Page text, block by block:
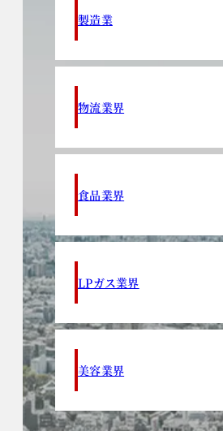
製造業
物流業界
食品業界
LPガス業界
美容業界